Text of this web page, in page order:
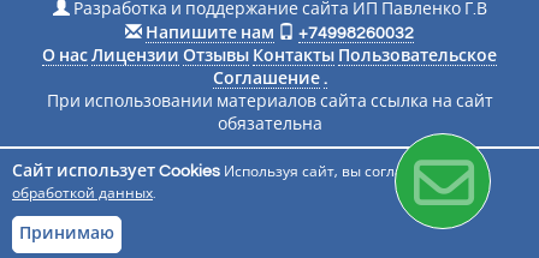
Разработка и поддержание сайта ИП Павленко Г.В
Напишите нам
+74998260032
О нас Лицензии Отзывы Контакты Пользовательское
Соглашение .
При использовании материалов сайта ссылка на сайт
обязательна
Подписаться на новости
Сайт использует Cookies Используя сайт, вы соглашаетесь с
обработкой данных.
Принимаю